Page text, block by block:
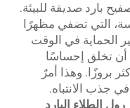
بارد صديقة للبيئة.
التي تضفي مظهرًا
الحماية في الوقت
أن تخلق إحساسًا
بروزًا. وهذا أمرٌ
جذب الانتباه.
رول الطلاء البارد